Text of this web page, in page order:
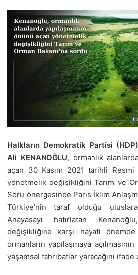
Halkların Demokratik Partisi
Ali KENANOĞLU, ormanlık
açan 30 Kasım 2021 tarihli Resmi
yönetmelik değişikliğini Tarım ve
Soru önergesinde Paris İklim
Türkiye’nin taraf olduğu
Anayasayı hatırlatan
değişikliğine karşı hayati
ormanların yapılaşmaya
yaşamsal tahribatlar yaracağını ifade